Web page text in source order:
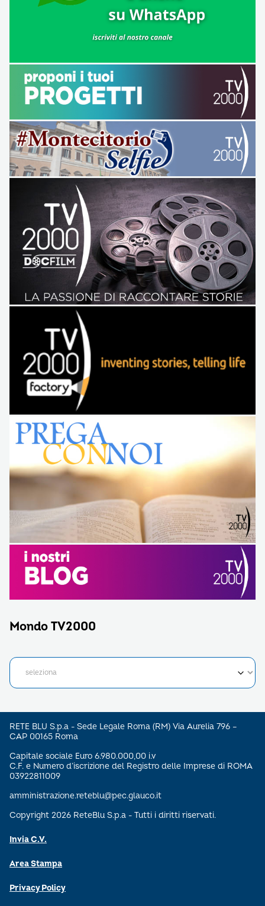
Mondo TV2000
RETE BLU S.p.a - Sede Legale Roma (RM) Via Aurelia 796 –
CAP 00165 Roma
Capitale sociale Euro 6.980.000,00 i.v
C.F. e Numero d’iscrizione del Registro delle Imprese di ROMA
03922811009
amministrazione.reteblu@pec.glauco.it
Copyright 2026 ReteBlu S.p.a - Tutti i diritti riservati.
Invia C.V.
Area Stampa
Privacy Policy